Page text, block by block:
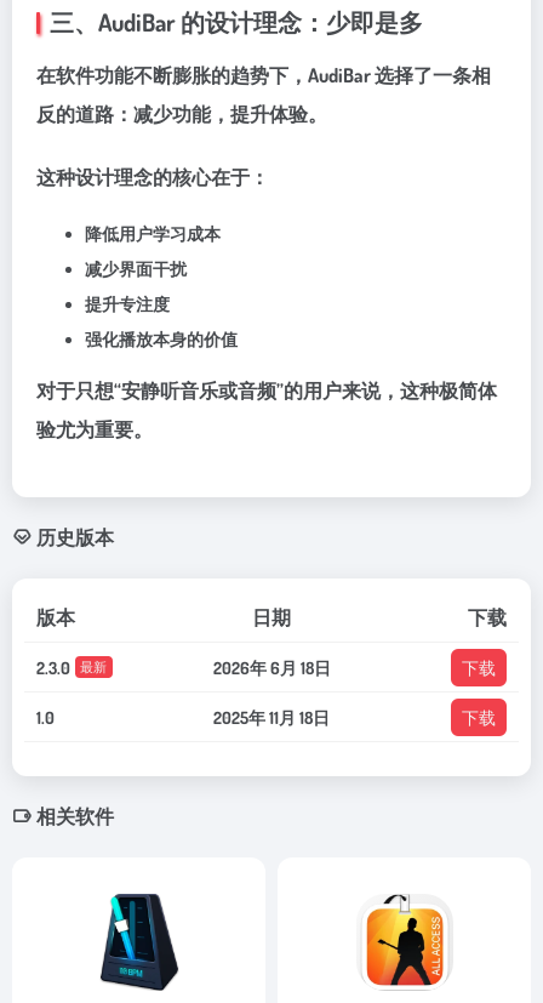
三、AudiBar 的设计理念：少即是多
在软件功能不断膨胀的趋势下，AudiBar 选择了一条相
反的道路： 减少功能，提升体验。
这种设计理念的核心在于：
降低用户学习成本
减少界面干扰
提升专注度
强化播放本身的价值
对于只想“安静听音乐或音频”的用户来说，这种极简体
验尤为重要。
历史版本
版本 日期 下载
2.3.0 最新 2026年 6月 18日 下载
1.0 2025年 11月 18日 下载
相关软件